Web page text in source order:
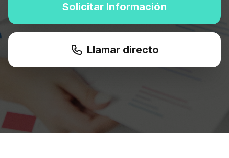
Solicitar Información
Llamar directo